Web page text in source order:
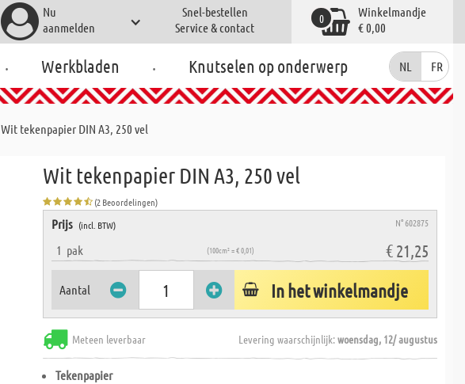
Nu
aanmelden
Snel-bestellen
Service & contact
Winkelmandje
€ 0,00
0
. Werkbladen . Knutselen op onderwerp NL FR
Wit tekenpapier DIN A3, 250 vel
Wit tekenpapier DIN A3, 250 vel
(2 Beoordelingen)
Prijs (incl. BTW) N° 602875
1 pak (100cm² = € 0,01) € 21,25
Aantal In het winkelmandje
Meteen leverbaar Levering waarschijnlijk:woensdag, 12/ augustus
Tekenpapier